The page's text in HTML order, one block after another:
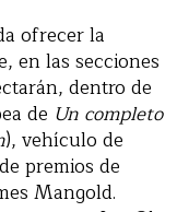
ofrecer la
en las secciones
dentro de
de Un completo
), vehículo de
premios de
Mangold.